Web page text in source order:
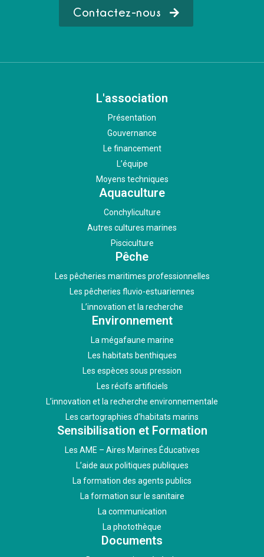
Contactez-nous
L'association
Présentation
Gouvernance
Le financement
L’équipe
Moyens techniques
Aquaculture
Conchyliculture
Autres cultures marines
Pisciculture
Pêche
Les pêcheries maritimes professionnelles
Les pêcheries fluvio-estuariennes
L’innovation et la recherche
Environnement
La mégafaune marine
Les habitats benthiques
Les espèces sous pression
Les récifs artificiels
L’innovation et la recherche environnementale
Les cartographies d’habitats marins
Sensibilisation et Formation
Les AME – Aires Marines Éducatives
L’aide aux politiques publiques
La formation des agents publics
La formation sur le sanitaire
La communication
La photothèque
Documents